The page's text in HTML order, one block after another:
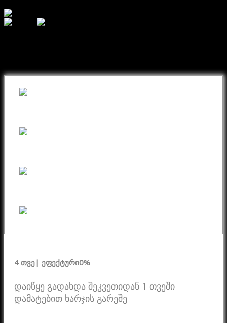
4 თვე| ეფექტური0%
დაიწყე გადახდა შეკვეთიდან 1 თვეში
დამატებით ხარჯის გარეშე